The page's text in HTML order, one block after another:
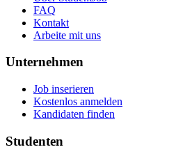
FAQ
Kontakt
Arbeite mit uns
Unternehmen
Job inserieren
Kostenlos anmelden
Kandidaten finden
Studenten